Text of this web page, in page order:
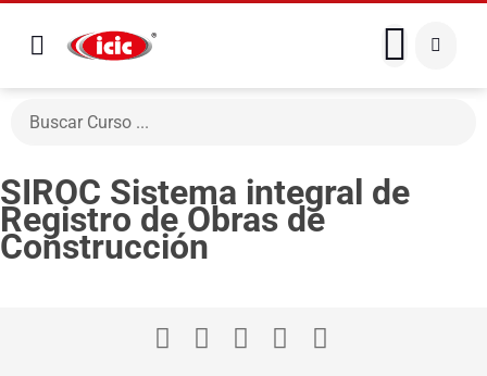
SIROC Sistema integral de
Registro de Obras de
Construcción